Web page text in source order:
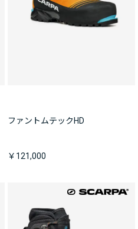
ファントムテックHD
￥121,000